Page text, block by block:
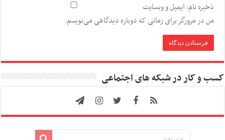
ذخیره نام، ایمیل و وبسایت
من در مرورگر برای زمانی که دوباره دیدگاهی می‌نویسم.
کسب و کار در شبکه های اجتماعی